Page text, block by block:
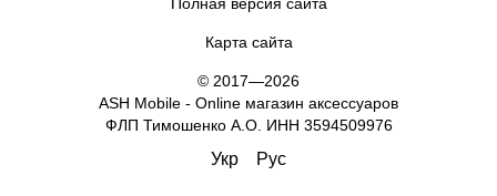
Карта сайта
© 2017—2026
ASH Mobile - Online магазин аксессуаров
ФЛП Тимошенко А.О. ИНН 3594509976
Укр Рус